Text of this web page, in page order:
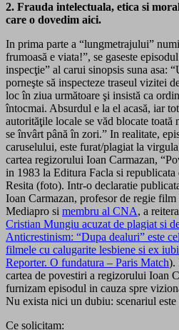
2. Frauda intelectuala, etica si
care o dovedim aici.
In prima parte a “lungmetrajului”
frumoasă e viata!”, se gaseste
inspecţie” al carui sinopsis suna asa:
porneşte să inspecteze traseul vizitei
loc în ziua următoare şi insistă ca
întocmai. Absurdul e la el acasă, iar
autorităţile locale se văd blocate toată
se învârt până în zori.” In realitate,
caruselului, este furat/plagiat la
cartea regizorului Ioan Carmazan,
in 1983 la Editura Facla si
Resita (foto). Intr-o declaratie
Ioan Carmazan, profesor de regie
Mediapro si membru al CNA, a
Cristian Mungiu acuzat de plagiat si
Anticrestinism: “Dupa dealuri” este
filmele cu calugarite lesbiene si ex
Reporter. O fundatura – Paris Match).
cartea de povestiri a regizorului Ioan
furnizam episodul in cauza spre
Nu exista nici un dubiu: scenariul este
Ce solicitam: